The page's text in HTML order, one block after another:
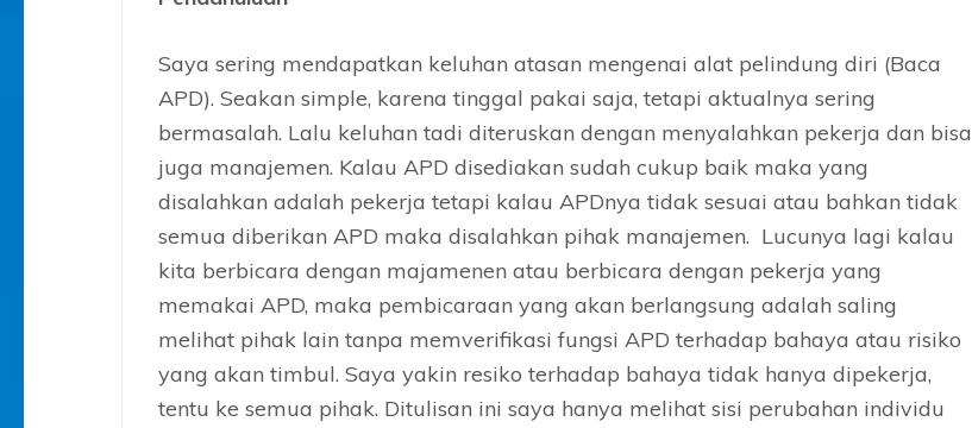
Saya sering mendapatkan keluhan atasan mengenai alat pelindung diri (Baca
APD). Seakan simple, karena tinggal pakai saja, tetapi aktualnya sering
bermasalah. Lalu keluhan tadi diteruskan dengan menyalahkan pekerja dan bisa
juga manajemen. Kalau APD disediakan sudah cukup baik maka yang
disalahkan adalah pekerja tetapi kalau APDnya tidak sesuai atau bahkan tidak
semua diberikan APD maka disalahkan pihak manajemen. Lucunya lagi kalau
kita berbicara dengan majamenen atau berbicara dengan pekerja yang
memakai APD, maka pembicaraan yang akan berlangsung adalah saling
melihat pihak lain tanpa memverifikasi fungsi APD terhadap bahaya atau risiko
yang akan timbul. Saya yakin resiko terhadap bahaya tidak hanya dipekerja,
tentu ke semua pihak. Ditulisan ini saya hanya melihat sisi perubahan individu